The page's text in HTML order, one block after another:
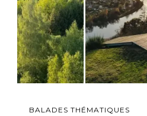
BALADES THÉMATIQUES